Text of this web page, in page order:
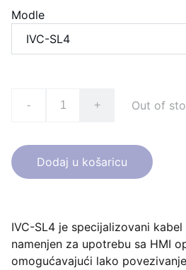
Modle
- + Out of
Dodaj u košaricu
IVC-SL4 je specijalizovani
namenjen za upotrebu sa HMI
omogućavajući lako